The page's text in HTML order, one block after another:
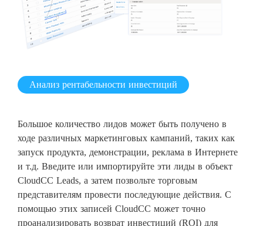
Анализ рентабельности инвестиций
Большое количество лидов может быть получено в
ходе различных маркетинговых кампаний, таких как
запуск продукта, демонстрации, реклама в Интернете
и т.д. Введите или импортируйте эти лиды в объект
CloudCC Leads, а затем позвольте торговым
представителям провести последующие действия. С
помощью этих записей CloudCC может точно
проанализировать возврат инвестиций (ROI) для